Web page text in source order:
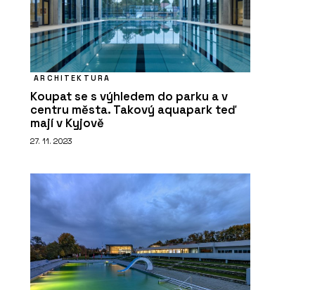
ARCHITEKTURA
Koupat se s výhledem do parku a v
centru města. Takový aquapark teď
mají v Kyjově
27. 11. 2023